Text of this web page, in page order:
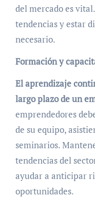
del mercado es
tendencias y estar
necesario.
Formación y
El aprendizaje
largo plazo de un
emprendedores
de su equipo,
seminarios.
tendencias del
ayudar a anticipar
oportunidades.